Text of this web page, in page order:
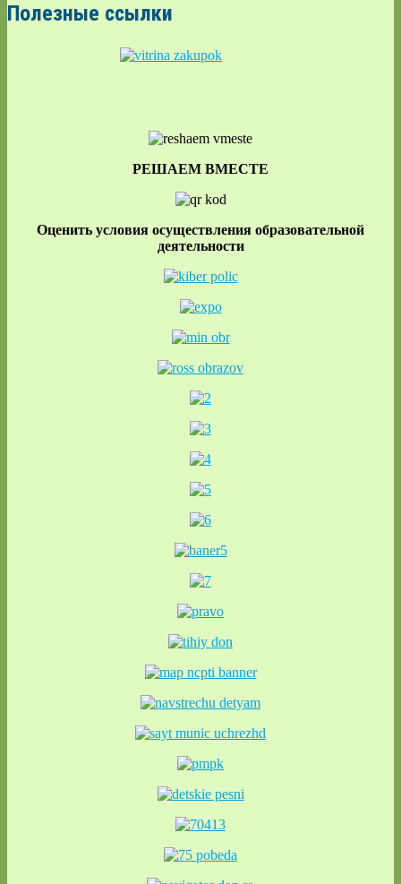
Полезные ссылки
РЕШАЕМ ВМЕСТЕ
Оценить условия осуществления образовательной
деятельности